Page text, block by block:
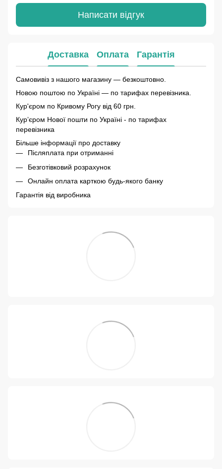
Написати відгук
Доставка Оплата Гарантія
Самовивіз з нашого магазину — безкоштовно.
Новою поштою по Україні — по тарифах перевізника.
Кур'єром по Кривому Рогу від 60 грн.
Курʼєром Нової пошти по Україні - по тарифах
перевізника
Більше інформації про доставку
Післяплата при отриманні
Безготівковий розрахунок
Онлайн оплата карткою будь-якого банку
Гарантія від виробника